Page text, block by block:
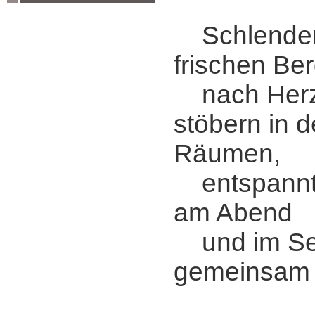
frischen
nach
stöbern in
Räumen,
am Abend
und im